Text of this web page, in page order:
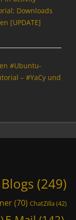
Downloads
[UPDATE]
#Ubuntu-
– #YaCy und
Blogs(249)
(70) ChatZilla(42)